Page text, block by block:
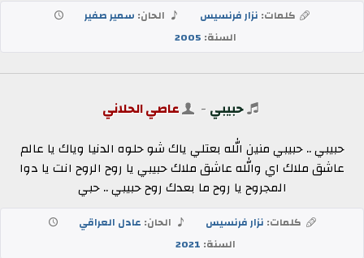
كلمات: نزار فرنسيس الحان: سمير صفير
السنة: 2005
حبيبي - عاصي الحلاني
حبيبي .. حبيبي منين الله بعتلي ياك شو حلوه الدنيا وياك يا عالم
عاشق ملاك اي والله عاشق ملاك حبيبي يا روح الروح انت يا دوا
المجروح يا روح ما بعدك روح حبيبي .. حبي
كلمات: نزار فرنسيس الحان: عادل العراقي
السنة: 2021